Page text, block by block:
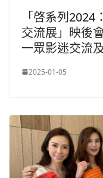
「啓系列
交流展」映後
一眾影迷交流
2025-01-05